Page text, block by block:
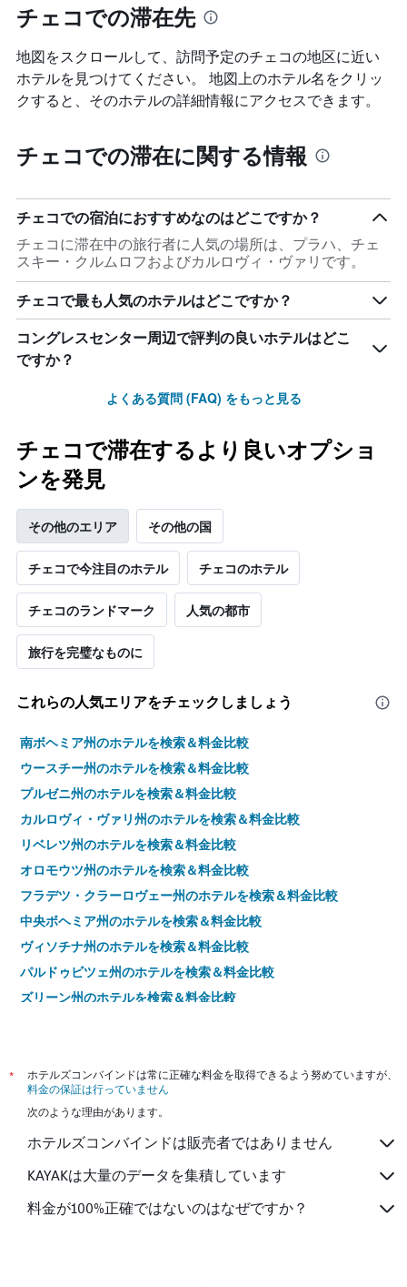
チェコでの滞在先
地図をスクロールして、訪問予定のチェコ​の地区に近い
ホテルを見つけてください。 地図上のホテル名をクリッ
クすると、そのホテルの詳細情報にアクセスできます。
チェコでの滞在に関する情報
チェコでの宿泊におすすめなのはどこですか？
チェコに滞在中の旅行者に人気の場所は、プラハ、チェ
スキー・クルムロフおよびカルロヴィ・ヴァリです。
チェコで最も人気のホテルはどこですか？
コングレスセンター周辺で評判の良いホテルはどこ
ですか？
よくある質問 (FAQ) をもっと見る
チェコで滞在するより良いオプショ
ンを発見
その他のエリア その他の国
チェコで今注目のホテル チェコのホテル
チェコのランドマーク 人気の都市
旅行を完璧なものに
これらの人気エリアをチェックしましょう
南ボヘミア州のホテルを検索＆料金比較
ウースチー州のホテルを検索＆料金比較
プルゼニ州のホテルを検索＆料金比較
カルロヴィ・ヴァリ州のホテルを検索＆料金比較
リベレツ州のホテルを検索＆料金比較
オロモウツ州のホテルを検索＆料金比較
フラデツ・クラーロヴェー州のホテルを検索＆料金比較
中央ボヘミア州のホテルを検索＆料金比較
ヴィソチナ州のホテルを検索＆料金比較
パルドゥビツェ州のホテルを検索＆料金比較
ズリーン州のホテルを検索＆料金比較
カタルーニャのホテルを検索＆料金比較
ラツィオ州のホテルを検索＆料金比較
Sudetes Mountains
ボヘミア地方
*
ホテルズコンバインドは常に正確な料金を取得できるよう努めていますが、
料金の保証は行っていません
次のような理由があります。
ホテルズコンバインドは販売者ではありません
KAYAKは大量のデータを集積しています
料金が100%正確ではないのはなぜですか？